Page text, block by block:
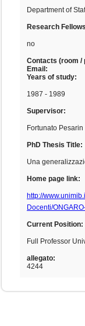
Department of
Research
no
Contacts (room /
Email:
Years of study:
1987 - 1989
Supervisor:
Fortunato Pesarin
PhD Thesis Title:
Una
Home page link:
http://
Docenti/
Current Position:
Full Professor
allegato:
4244